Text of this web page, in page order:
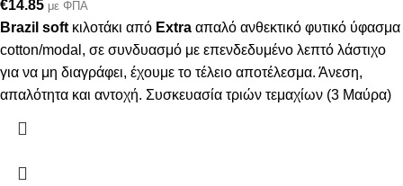
€14.85 με ΦΠΑ
Brazil soft κιλοτάκι από Extra απαλό ανθεκτικό φυτικό ύφασμα
cotton/modal, σε συνδυασμό με επενδεδυμένο λεπτό λάστιχο
για να μη διαγράφει, έχουμε το τέλειο αποτέλεσμα. Άνεση,
απαλότητα και αντοχή. Συσκευασία τριών τεμαχίων (3 Μαύρα)